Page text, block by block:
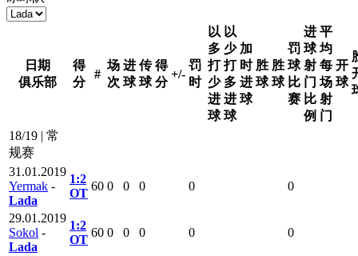
日期
俱乐部
得
分
#
场
次
进
球
传
球
得
分
+/-
罚
时
以
多
打
少
进
球
以
少
打
多
进
球
加
时
进
球
胜
球
胜
球
罚
球
比
赛
进
球
射
门
比
例
平
均
每
场
射
门
开
球
18/19 | 常
规赛
31.01.2019
Yermak -
Lada
1:2
ОТ
60 0 0 0 0 0
29.01.2019
Sokol -
Lada
1:2
ОТ
60 0 0 0 0 0